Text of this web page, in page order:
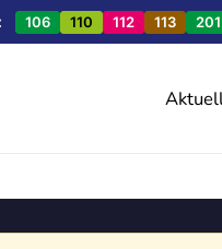
106 110 112 113 201